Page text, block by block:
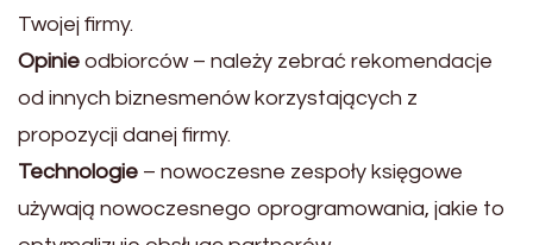
Twojej firmy.
Opinie odbiorców – należy zebrać rekomendacje
od innych biznesmenów korzystających z
propozycji danej firmy.
Technologie – nowoczesne zespoły księgowe
używają nowoczesnego oprogramowania, jakie to